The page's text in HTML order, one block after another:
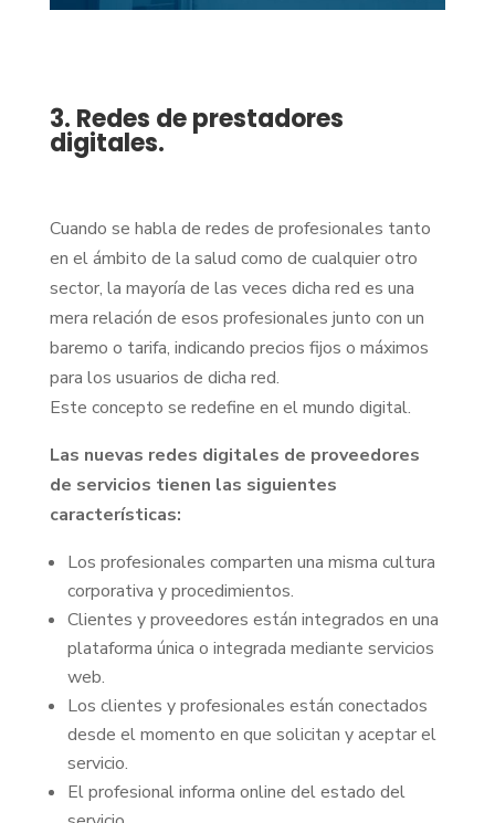
3. Redes de prestadores
digitales.
Cuando se habla de redes de profesionales tanto
en el ámbito de la salud como de cualquier otro
sector, la mayoría de las veces dicha red es una
mera relación de esos profesionales junto con un
baremo o tarifa, indicando precios fijos o máximos
para los usuarios de dicha red.
Este concepto se redefine en el mundo digital.
Las nuevas redes digitales de proveedores
de servicios tienen las siguientes
características:
Los profesionales comparten una misma cultura
corporativa y procedimientos.
Clientes y proveedores están integrados en una
plataforma única o integrada mediante servicios
web.
Los clientes y profesionales están conectados
desde el momento en que solicitan y aceptar el
servicio.
El profesional informa online del estado del